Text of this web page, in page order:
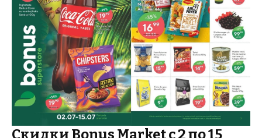
Скидки Bonus Market с 2 по 15